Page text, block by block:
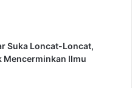
Suka Loncat-Loncat,
Mencerminkan Ilmu